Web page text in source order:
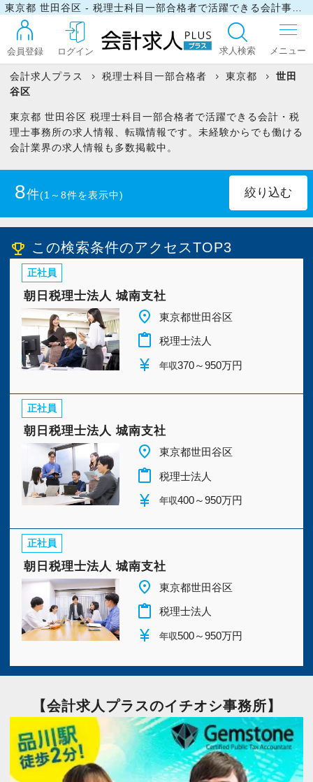
会員登録 ログイン 求人検索
ログイン
最近見た求人
マイリスト
今すぐ会員登録
PC版サイトを見る
採用ご担当者様
会計求人プラス 税理士科目一部合格者 東京都
世田
谷区
東京都 世田谷区 税理士科目一部合格者で活躍できる会計・税
理士事務所の求人情報、転職情報です。未経験からでも働ける
会計業界の求人情報も多数掲載中。
8件(1～8件を表示中)
emoji_events この検索条件のアクセスTOP3
正社員
朝日税理士法人 城南支社
place 東京都世田谷区
content_paste 税理士法人
currency_yen 年収370～950万円
正社員
朝日税理士法人 城南支社
place 東京都世田谷区
content_paste 税理士法人
currency_yen 年収400～950万円
正社員
朝日税理士法人 城南支社
place 東京都世田谷区
content_paste 税理士法人
currency_yen 年収500～950万円
【会計求人プラスのイチオシ事務所】